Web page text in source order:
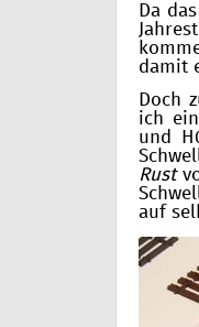
Da
damit
Doch
ich
und
Rust
auf